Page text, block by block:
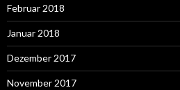
Februar 2018
Januar 2018
Dezember 2017
November 2017